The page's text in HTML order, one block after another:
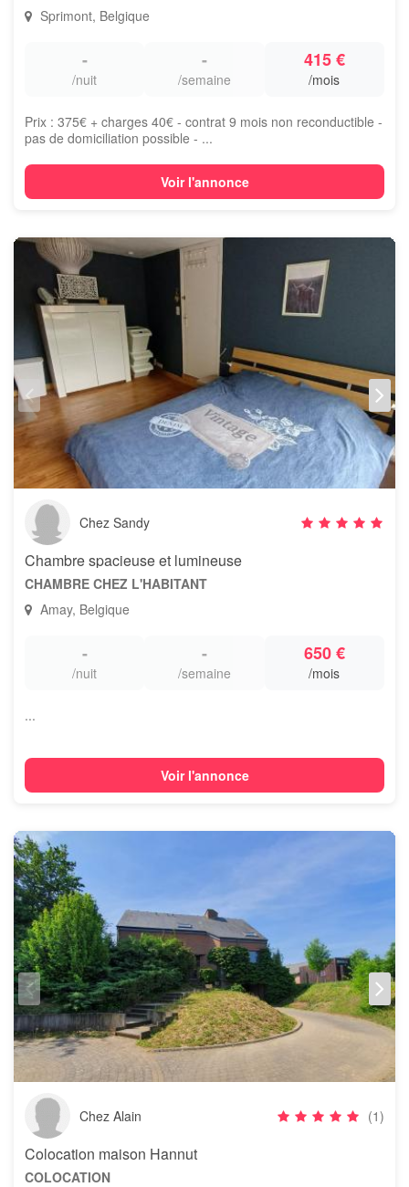
Sprimont, Belgique
-
/nuit
-
/semaine
415 €
/mois
Prix : 375€ + charges 40€ - contrat 9 mois non reconductible -
pas de domiciliation possible - ...
Voir l'annonce
Chez Sandy
Chambre spacieuse et lumineuse
CHAMBRE CHEZ L'HABITANT
Amay, Belgique
-
/nuit
-
/semaine
650 €
/mois
...
Voir l'annonce
Chez Alain (1)
Colocation maison Hannut
COLOCATION